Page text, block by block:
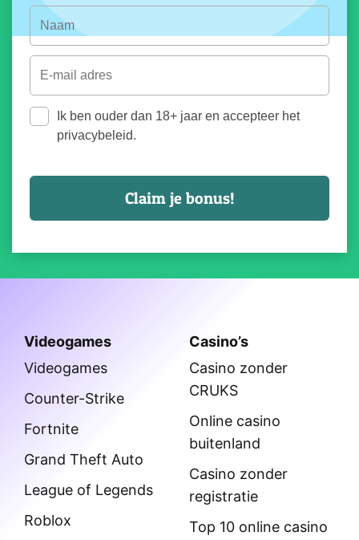
Ik ben ouder dan 18+ jaar en accepteer het
privacybeleid.
Videogames
Videogames
Counter-Strike
Fortnite
Grand Theft Auto
League of Legends
Roblox
Casino’s
Casino zonder
CRUKS
Online casino
buitenland
Casino zonder
registratie
Top 10 online casino